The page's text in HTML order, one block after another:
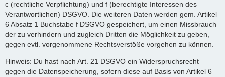
c (rechtliche Verpflichtung) und f (berechtigte Interessen des
Verantwortlichen) DSGVO. Die weiteren Daten werden gem. Artikel
6 Absatz 1 Buchstabe f DSGVO gespeichert, um einen Missbrauch
der zu verhindern und zugleich Dritten die Möglichkeit zu geben,
gegen evtl. vorgenommene Rechtsverstöße vorgehen zu können.
Hinweis: Du hast nach Art. 21 DSGVO ein Widerspruchsrecht
gegen die Datenspeicherung, sofern diese auf Basis von Artikel 6